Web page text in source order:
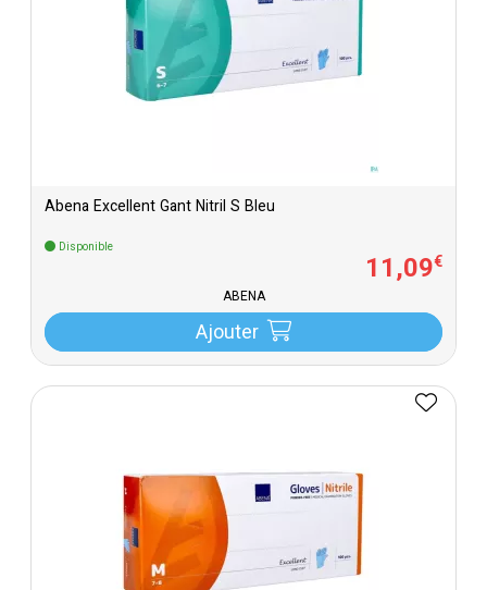
Abena Excellent Gant Nitril S Bleu
Disponible
11,09€
ABENA
Ajouter